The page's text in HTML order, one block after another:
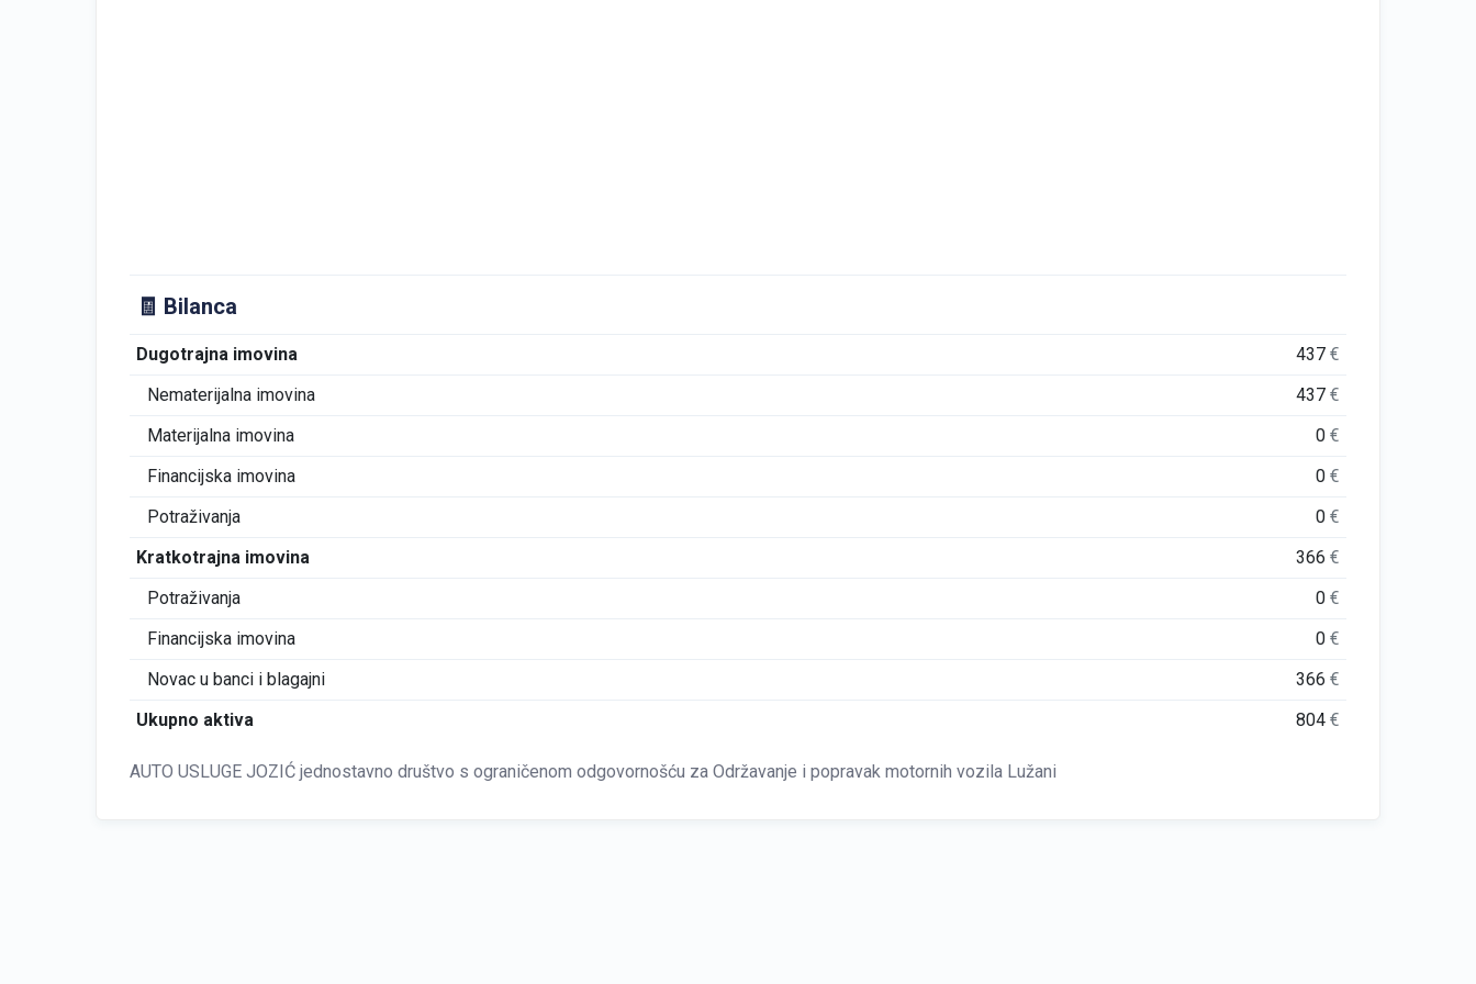
🧾 Bilanca
Dugotrajna imovina 437€
Nematerijalna imovina
437€
Materijalna imovina
0€
Financijska imovina
0€
Potraživanja
0€
Kratkotrajna imovina
366€
Potraživanja
0€
Financijska imovina
0€
Novac u banci i blagajni
366€
Ukupno aktiva
804€
AUTO USLUGE JOZIĆ jednostavno društvo s ograničenom odgovornošću za Održavanje i popravak motornih vozila Lužani